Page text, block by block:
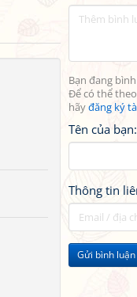
Bạn đang
Để có thể
hãyđăng ký
Tên của bạn:
Thông tin
Gửi bình luận